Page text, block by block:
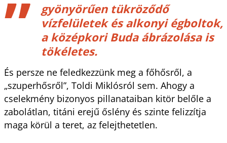
gyönyörűen tükröződő
vízfelületek és alkonyi égboltok,
a középkori Buda ábrázolása is
tökéletes.
És persze ne feledkezzünk meg a főhősről, a
„szuperhősről”, Toldi Miklósról sem. Ahogy a
cselekmény bizonyos pillanataiban kitör belőle a
zabolátlan, titáni erejű őslény és szinte felizzítja
maga körül a teret, az felejthetetlen.